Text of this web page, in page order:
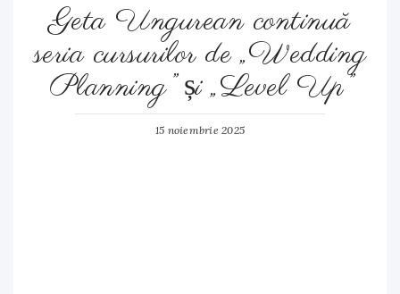
Geta Ungurean continuă
seria cursurilor de „Wedding
Planning” și „Level Up”
15 noiembrie 2025